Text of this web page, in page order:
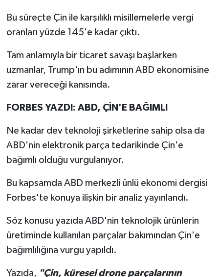
Bu süreçte Çin ile karşılıklı misillemelerle vergi
oranları yüzde 145'e kadar çıktı.
Tam anlamıyla bir ticaret savaşı başlarken
uzmanlar, Trump'ın bu adımının ABD ekonomisine
zarar vereceği kanısında.
FORBES YAZDI: ABD, ÇİN'E BAĞIMLI
Ne kadar dev teknoloji şirketlerine sahip olsa da
ABD'nin elektronik parça tedarikinde Çin'e
bağımlı olduğu vurgulanıyor.
Bu kapsamda ABD merkezli ünlü ekonomi dergisi
Forbes'te konuya ilişkin bir analiz yayınlandı.
Söz konusu yazıda ABD'nin teknolojik ürünlerin
üretiminde kullanılan parçalar bakımından Çin'e
bağımlılığına vurgu yapıldı.
Yazıda, "Çin, küresel drone parçalarının